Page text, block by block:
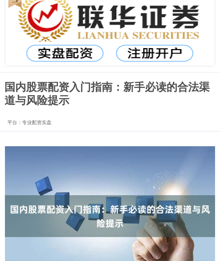
国内股票配资入门指南：新手必读的合法渠
道与风险提示
平台：专业配资实盘